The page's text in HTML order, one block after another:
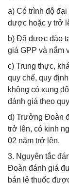
a) Có trình độ
dược hoặc y trở
b) Đã được đào
giá GPP và nắm
c) Trung thực,
quy chế, quy
không có xung
đánh giá theo
d) Trưởng Đoàn
trở lên, có kinh
02 năm trở lên.
3. Nguyên tắc
Đoàn đánh giá
bán lẻ thuốc